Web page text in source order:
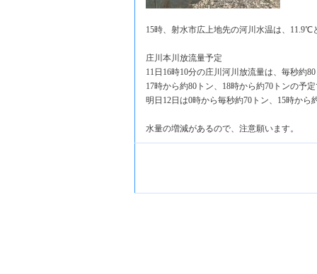
15時、射水市広上地先の河川水温は、11.9℃
庄川本川放流量予定
11日16時10分の庄川河川放流量は、毎秒約
17時から約80トン、18時から約70トンの予
明日12日は0時から毎秒約70トン、15時から
水量の増減があるので、注意願います。